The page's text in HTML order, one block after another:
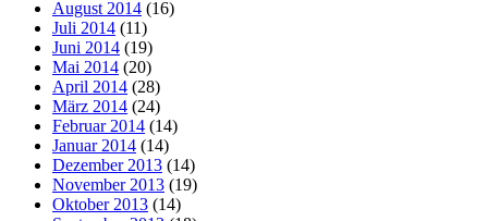
August 2014 (16)
Juli 2014 (11)
Juni 2014 (19)
Mai 2014 (20)
April 2014 (28)
März 2014 (24)
Februar 2014 (14)
Januar 2014 (14)
Dezember 2013 (14)
November 2013 (19)
Oktober 2013 (14)